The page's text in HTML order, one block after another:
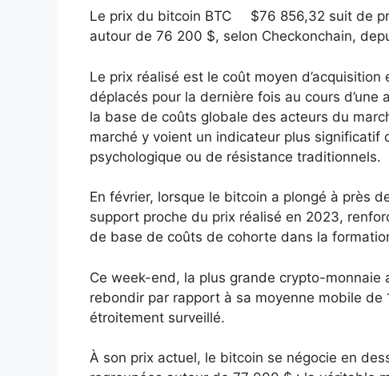
Le prix du bitcoin BTC $76 856,32 suit de
autour de 76 200 $, selon Checkonchain,
Le prix réalisé est le coût moyen
déplacés pour la dernière fois au cours d’une
la base de coûts globale des acteurs du
marché y voient un indicateur plus significatif
psychologique ou de résistance traditionnels.
En février, lorsque le bitcoin a plongé à près
support proche du prix réalisé en 2023,
de base de coûts de cohorte dans la
Ce week-end, la plus grande crypto-
rebondir par rapport à sa moyenne mobile de
étroitement surveillé.
À son prix actuel, le bitcoin se négocie en